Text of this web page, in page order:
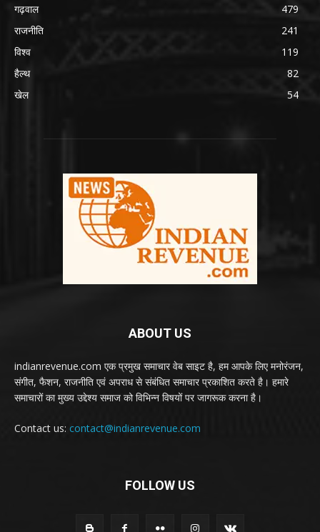
गढ़वाल
479
राजनीति
241
विश्व
119
हैल्थ
82
खेल
54
ABOUT US
indianrevenue.com एक प्रमुख समाचार वेब साइट है, हम आपके लिए मनोरंजन,
संगीत, फैशन, राजनीति एवं अपराध से संबंधित समाचार प्रकाशित करते है। हमारे
समाचारों का मुख्य उद्देश्य समाज को विभिन्न विषयों पर जागरूक करना है।
Contact us: contact@indianrevenue.com
FOLLOW US